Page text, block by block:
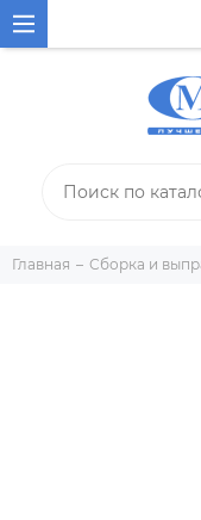
Главная Сборка и